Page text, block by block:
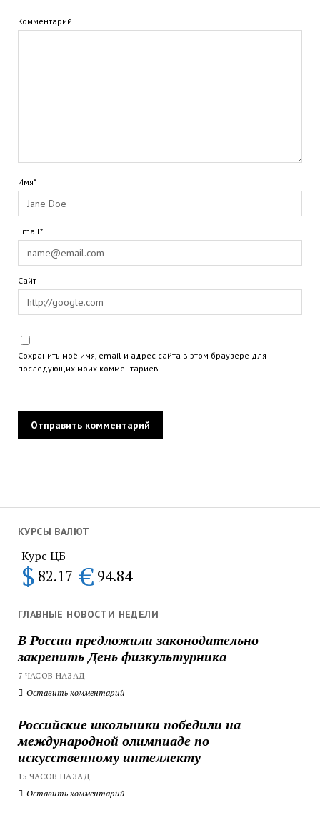
КУРСЫ ВАЛЮТ
Курс ЦБ
$ 82.17 € 94.84
ГЛАВНЫЕ НОВОСТИ НЕДЕЛИ
В России предложили законодательно
закрепить День физкультурника
7 ЧАСОВ НАЗАД
Оставить комментарий
Российские школьники победили на
международной олимпиаде по
искусственному интеллекту
15 ЧАСОВ НАЗАД
Оставить комментарий
Комментарий
Имя*
Email*
Сайт
Сохранить моё имя, email и адрес сайта в этом браузере для
последующих моих комментариев.